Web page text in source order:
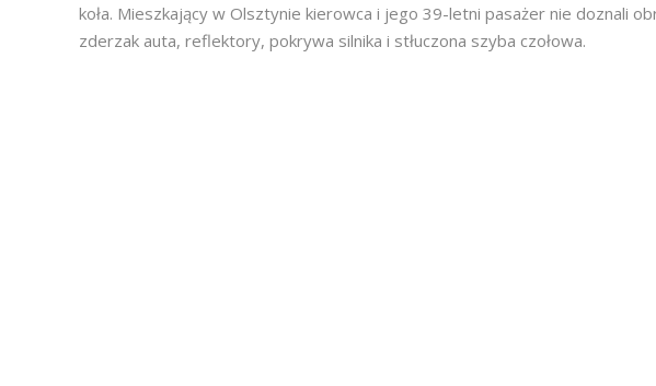
koła. Mieszkający w Olsztynie kierowca i jego 39-letni pasażer nie doznali
zderzak auta, reflektory, pokrywa silnika i stłuczona szyba czołowa.